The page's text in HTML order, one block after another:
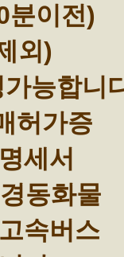
분이전)
외)
능합니
허가증
세서
동화물
속버스